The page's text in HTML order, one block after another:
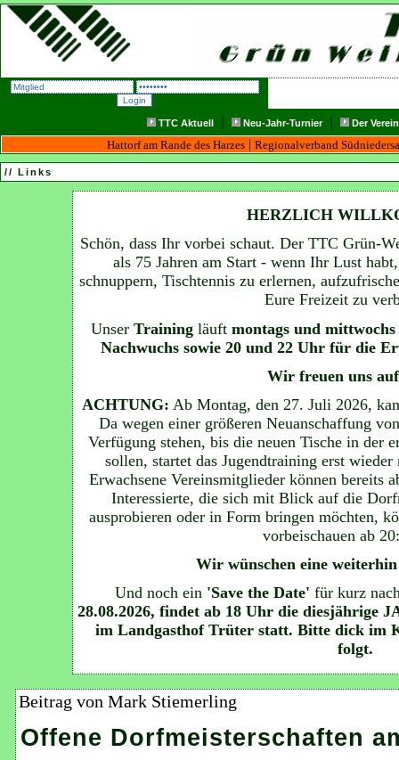
TTC Aktuell Neu-Jahr-Turnier Der Verein
Hattorf am Rande des Harzes| Regionalverband
// Links
HERZLICH
Schön, dass Ihr vorbei schaut. Der TTC Grün-
als 75 Jahren am Start - wenn Ihr Lust
schnuppern, Tischtennis zu erlernen,
Eure Freizeit zu
Unser Trainingläuft montags und
Nachwuchs sowie 20 und 22 Uhr für die
Wir freuen uns
ACHTUNG: Ab Montag, den 27. Juli 2026,
Da wegen einer größeren Neuanschaffung
Verfügung stehen, bis die neuen Tische in der
sollen, startet das Jugendtraining erst
Erwachsene Vereinsmitglieder können bereits
Interessierte, die sich mit Blick auf die
ausprobieren oder in Form bringen möchten,
vorbeischauen ab
Wir wünschen eine
Und noch ein 'Save the Date' für kurz
28.08.2026, findet ab 18 Uhr die diesjährige
im Landgasthof Trüter statt. Bitte dick im
folgt.
Beitrag von Mark Stiemerling
Offene Dorfmeisterschaften